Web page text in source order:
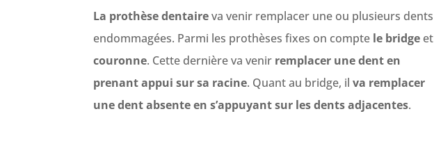
La prothèse dentaireva venir remplacer une ou plusieurs dents
endommagées. Parmi les prothèses fixes on compte le bridge et
couronne. Cette dernière va venir remplacer une dent en
prenant appui sur sa racine. Quant au bridge, ilva remplacer
une dent absente en s’appuyant sur les dents adjacentes.